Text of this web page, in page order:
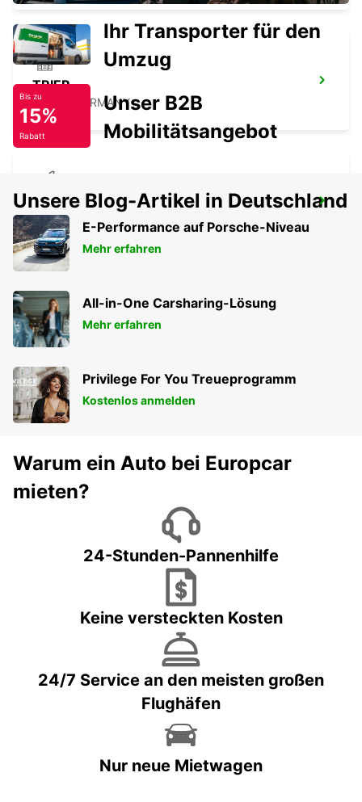
TRIER
TRIER - GERMANY
FRANKFURT HAHN FLUGHAFEN
HAHN-FLUGHAFEN - GERMANY
Ihr Transporter für den
Umzug
Bis zu
15%
Rabatt
Unser B2B
Mobilitätsangebot
Unsere Blog-Artikel in Deutschland
E-Performance auf Porsche-Niveau
Mehr erfahren
All-in-One Carsharing-Lösung
Mehr erfahren
Privilege For You Treueprogramm
Kostenlos anmelden
Warum ein Auto bei Europcar
mieten?
24-Stunden-Pannenhilfe
Keine versteckten Kosten
24/7 Service an den meisten großen
Flughäfen
Nur neue Mietwagen